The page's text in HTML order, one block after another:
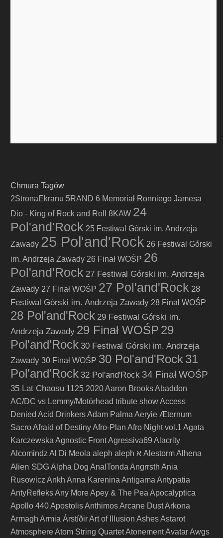
Chmura Tagów
2StronaEkranu 5RAND 6 Memoriał Ronniego Jamesa
Dio - King of Rock and Roll
8KAW 24
Pol'and'Rock 25 Festiwal Górski im. Andrzeja
Zawady 25 Pol'and'Rock 26 Festiwal Górski
im. Andrzeja Zawady 26 Finał WOŚP 26
Pol'and'Rock 27 Festiwal Górski im. Andrzeja
Zawady 27 Finał WOŚP 27 Pol'and'Rock 28
Festiwal Górski im. Andrzeja Zawady 28 Finał WOŚP
28 Pol'and'Rock 29 Festiwal Górski im.
Andrzeja Zawady 29 Finał WOŚP 29
Pol'and'Rock 30 Festiwal Górski im. Andrzeja
Zawady 30 Finał WOŚP 30 Pol'and'Rock31
Pol’and’Rock 32 Pol'and'Rock 34 Finał WOŚP
35 Lat Chaosu 1125 2020Aaron BrooksAbaddon
AC/DC vs Lemmy/Motörhead tribute showAccess
Denied Acid DrinkersAdam Palma Aeryie Æternum
SacroAfraid of DestinyAfro-Plan Afro Night vol.1 Agata
Karczewska Agnostic FrontAgressiva69 Alacrity
Alcomindz Al Di Meola aleph aleph א AlestormAlhena
Alien SDG Alpha Dog AnalTonda Angrrsth Ania
Rusowicz Ankh Anna Karenina Antigama Antypatia
AntyRefleksAny MoreApey & The Pea Apocalyptica
Apollo 440Apostolis AnthimosArcane DustArkona
Armagh Armia ÁrstíðirArt of Illusion AshesAstarot
AtmosphereAtom String QuartetAtonementAvatarAwgs